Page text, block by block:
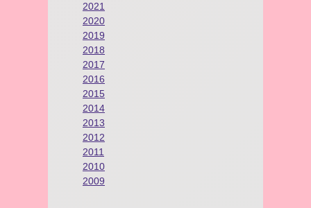
2021
2020
2019
2018
2017
2016
2015
2014
2013
2012
2011
2010
2009